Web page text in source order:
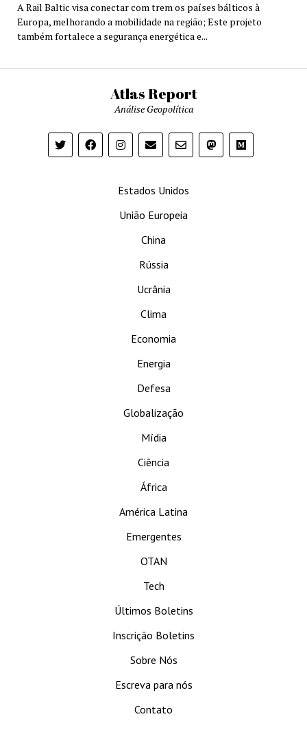
A Rail Baltic visa conectar com trem os países bálticos à
Europa, melhorando a mobilidade na região; Este projeto
também fortalece a segurança energética e...
Atlas Report
Análise Geopolítica
Estados Unidos
União Europeia
China
Rússia
Ucrânia
Clima
Economia
Energia
Defesa
Globalização
Mídia
Ciência
África
América Latina
Emergentes
OTAN
Tech
Últimos Boletins
Inscrição Boletins
Sobre Nós
Escreva para nós
Contato